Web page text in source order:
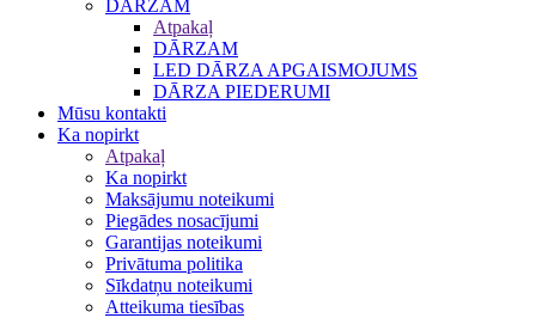
DĀRZAM
Atpakaļ
DĀRZAM
LED DĀRZA APGAISMOJUMS
DĀRZA PIEDERUMI
Mūsu kontakti
Ka nopirkt
Atpakaļ
Ka nopirkt
Maksājumu noteikumi
Piegādes nosacījumi
Garantijas noteikumi
Privātuma politika
Sīkdatņu noteikumi
Atteikuma tiesības